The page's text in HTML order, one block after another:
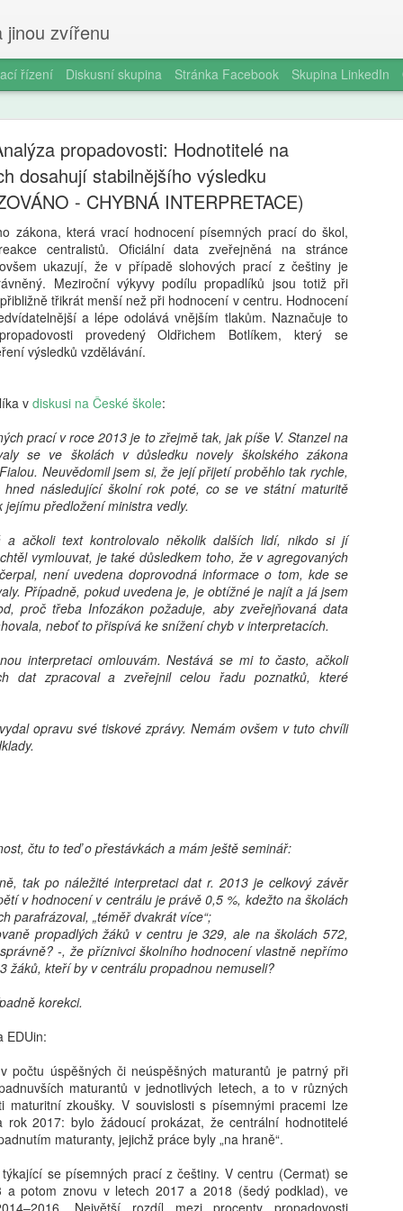
propadovosti: Hodnotitelé na
dosahují stabilnějšího výsledku
- CHYBNÁ INTERPRETACE)
zákona, která vrací hodnocení písemných prací do škol,
centralistů. Oficiální data zveřejněná na stránce
ovšem ukazují, že v případě slohových prací z češtiny je
Meziroční výkyvy podílu propadlíků jsou totiž při
třikrát menší než při hodnocení v centru. Hodnocení
a lépe odolává vnějším tlakům. Naznačuje to
provedený Oldřichem Botlíkem, který se
výsledků vzdělávání.
v diskusi na České škole:
prací v roce 2013 je to zřejmě tak, jak píše V. Stanzel na
se ve školách v důsledku novely školského zákona
Neuvědomil jsem si, že její přijetí proběhlo tak rychle,
následující školní rok poté, co se ve státní maturitě
jejímu předložení ministra vedly.
a ačkoli text kontrolovalo několik dalších lidí, nikdo si jí
vymlouvat, je také důsledkem toho, že v agregovaných
není uvedena doprovodná informace o tom, kde se
Případně, pokud uvedena je, je obtížné je najít a já jsem
proč třeba Infozákon požaduje, aby zveřejňovaná data
neboť to přispívá ke snížení chyb v interpretacích.
interpretaci omlouvám. Nestává se mi to často, ačkoli
dat zpracoval a zveřejnil celou řadu poznatků, které
opravu své tiskové zprávy. Nemám ovšem v tuto chvíli
čtu to teď o přestávkách a mám ještě seminář:
tak po náležité interpretaci dat r. 2013 je celkový závěr
v hodnocení v centrálu je právě 0,5 %, kdežto na školách
parafrázoval, „téměř dvakrát více“;
propadlých žáků v centru je 329, ale na školách 572,
-, že příznivci školního hodnocení vlastně nepřímo
žáků, kteří by v centrálu propadnou nemuseli?
korekci.
EDUin:
počtu úspěšných či neúspěšných maturantů je patrný při
maturantů v jednotlivých letech, a to v různých
maturitní zkoušky. V souvislosti s písemnými pracemi lze
rok 2017: bylo žádoucí prokázat, že centrální hodnotitelé
maturanty, jejichž práce byly „na hraně“.
se písemných prací z češtiny. V centru (Cermat) se
a potom znovu v letech 2017 a 2018 (šedý podklad), ve
Největší rozdíl mezi procenty propadovosti
jinou zvířenu
řízení Diskusní skupina Stránka Facebook Skupina LinkedIn
AUG
6
Milan
zkratek:
občanství)
beztrestně co? Podvádět?
v koutě a hroutí se pod
nezpracovaných esejů, vy
algoritmy, aby za vás
je jen další slovo pro
úspěchu a staňte se
je pro vás nejlepší.
u toho nesmíte chybět.
budoucnost ještě dnes!
6
Jaroslav Mašek:
Trojský medvídek:
význam lidské výchovy
v době dětských AI
společníků
Jak u dětí rozvíjet vztahy,
v éře AI? Renomovaná pediatrička
své nové knize, která je
rodiče.
6
workshop – AI do ŠVP
(bez omáčky a
nesmyslů)
Jak smysluplně zapojit umělou
inteligenci do tvorby a aktualizace
AI ve ŠVP, přehled rizik a jak je
řídit, ukázky využitelné ihned ve
škole, inspiraci pro práci celého
sboru.
kterých věda dobře ví, ale vy možná ne
— nic hrozného, ale bude to průšvih a vyřešit se to teď nedá.
mobil, neřekne nic. Jen si sedne a začne mlčky skládat plavky,
nikdo skládat nechtěl. Máma se po chvíli zeptá, co je. „Nic."
se ještě jednou, ostřeji. Táta odpoví ještě kratší větou.